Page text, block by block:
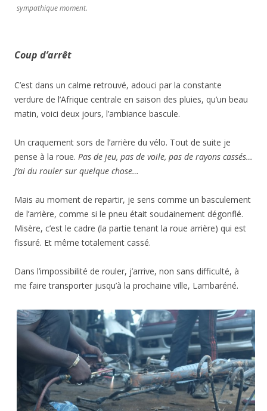
sympathique moment.
Coup d’arrêt
C’est dans un calme retrouvé, adouci par la constante
verdure de l’Afrique centrale en saison des pluies, qu’un beau
matin, voici deux jours, l’ambiance bascule.
Un craquement sors de l’arrière du vélo. Tout de suite je
pense à la roue. Pas de jeu, pas de voile, pas de rayons cassés…
J’ai du rouler sur quelque chose…
Mais au moment de repartir, je sens comme un basculement
de l’arrière, comme si le pneu était soudainement dégonflé.
Misère, c’est le cadre (la partie tenant la roue arrière) qui est
fissuré. Et même totalement cassé.
Dans l’impossibilité de rouler, j’arrive, non sans difficulté, à
me faire transporter jusqu’à la prochaine ville, Lambaréné.